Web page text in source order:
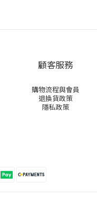
顧客服務
購物流程與會員
退換貨政策
隱私政策